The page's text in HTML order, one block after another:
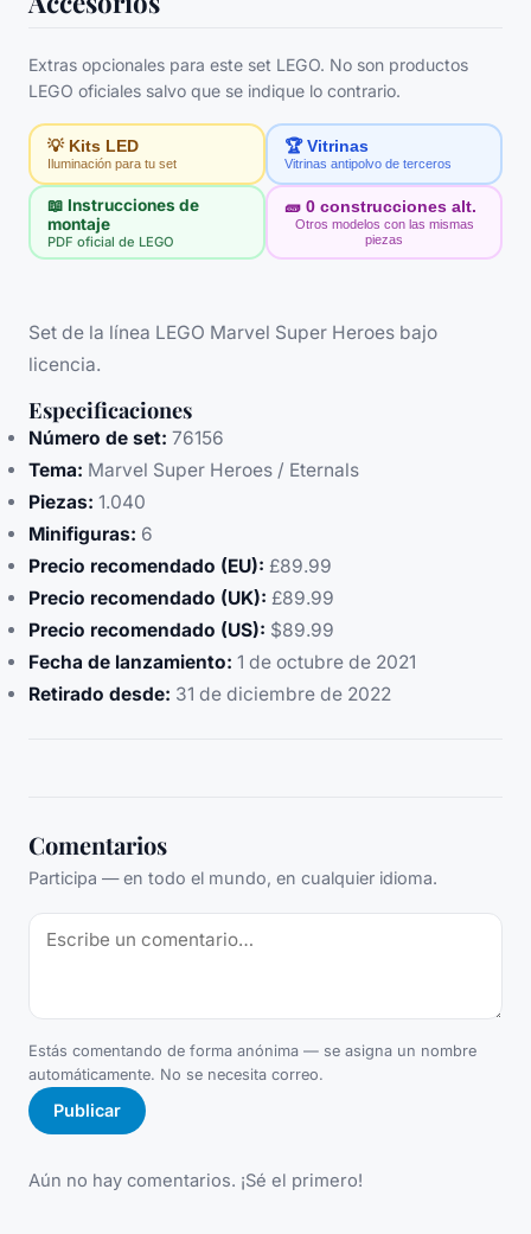
Extras opcionales para este set LEGO. No son productos
LEGO oficiales salvo que se indique lo contrario.
💡 Kits LED
Iluminación para tu set
🏆 Vitrinas
Vitrinas antipolvo de terceros
📖 Instrucciones de
montaje
PDF oficial de LEGO
🧱 0 construcciones alt.
Otros modelos con las mismas
piezas
Set de la línea LEGO Marvel Super Heroes bajo
licencia.
Especificaciones
Número de set: 76156
Tema: Marvel Super Heroes / Eternals
Piezas: 1.040
Minifiguras: 6
Precio recomendado (EU): £89.99
Precio recomendado (UK): £89.99
Precio recomendado (US): $89.99
Fecha de lanzamiento: 1 de octubre de 2021
Retirado desde: 31 de diciembre de 2022
Comentarios
Participa — en todo el mundo, en cualquier idioma.
Estás comentando de forma anónima — se asigna un nombre
automáticamente. No se necesita correo.
Publicar
Aún no hay comentarios. ¡Sé el primero!